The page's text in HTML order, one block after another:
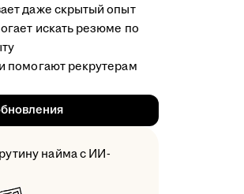
даже скрытый опыт
искать резюме по
помогают рекрутерам
найма с ИИ-